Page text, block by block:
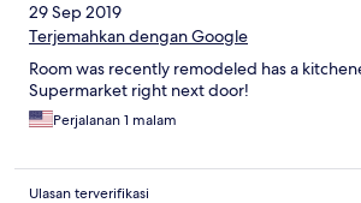
29 Sep 2019
Terjemahkan dengan Google
Room was recently remodeled has a
Supermarket right next door!
Perjalanan 1 malam
Ulasan terverifikasi